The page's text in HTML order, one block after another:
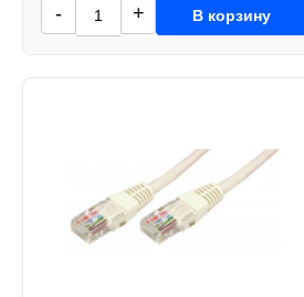
- + В корзину